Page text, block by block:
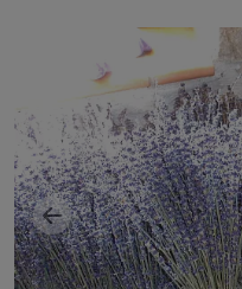
Vorheriges Bild